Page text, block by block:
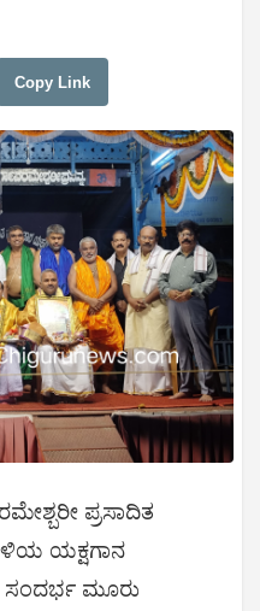
Copy Link
ಪ್ರಸಾದಿತ
ಯಕ್ಷಗಾನ
ಮೂರು